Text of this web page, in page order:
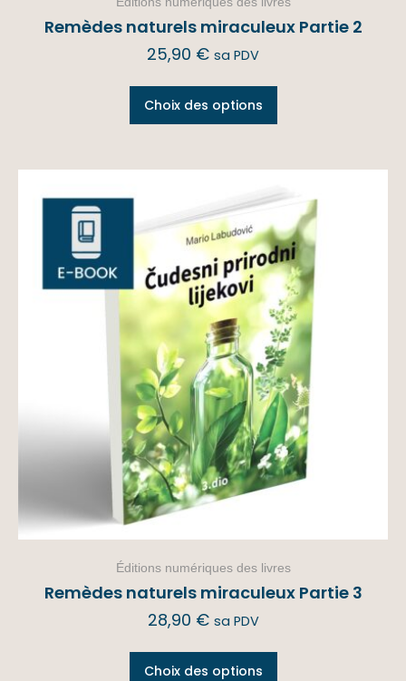
Remèdes naturels miraculeux Partie 2
25,90 € sa PDV
Choix des options
Éditions numériques des livres
Remèdes naturels miraculeux Partie 3
28,90 € sa PDV
Choix des options